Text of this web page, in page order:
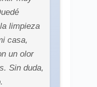
limpieza
casa,
un olor
Sin duda,